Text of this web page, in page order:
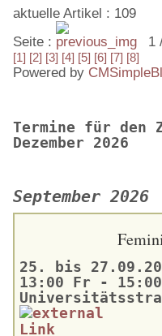
aktuelle Artikel : 109
Seite :
1
[1] [2] [3] [4] [5] [6] [7] [8]
Powered by
Termine für den
Dezember 2026
September 2026
25. bis
13:00 Fr - 15:00